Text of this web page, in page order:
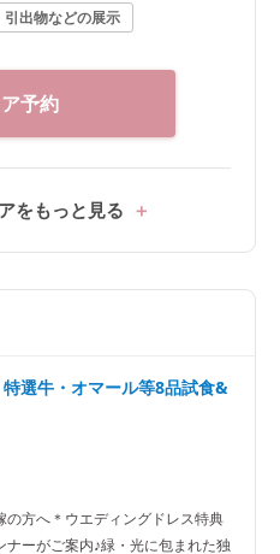
引出物などの展示
予約
をもっと見る
選牛・オマール等8品試食&
の方へ＊ウエディングドレス特典
ナーがご案内♪緑・光に包まれた独